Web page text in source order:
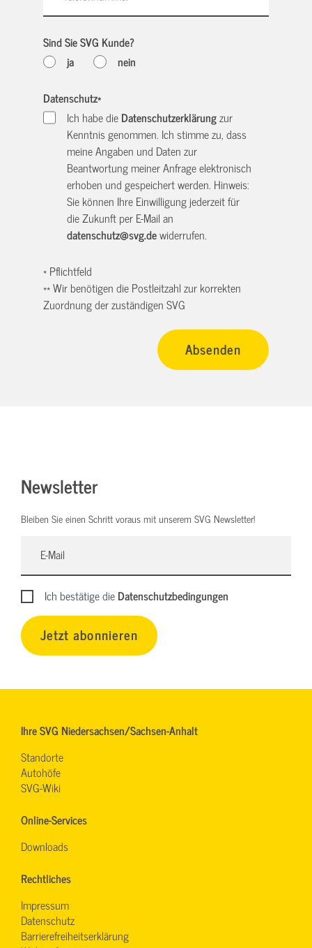
Sind Sie SVG Kunde?
ja
nein
Datenschutz*
Ich habe dieDatenschutzerklärungzur
Kenntnis genommen. Ich stimme zu, dass
meine Angaben und Daten zur
Beantwortung meiner Anfrage elektronisch
erhoben und gespeichert werden. Hinweis:
Sie können Ihre Einwilligung jederzeit für
die Zukunft per E-Mail an
datenschutz@svg.dewiderrufen.
* Pflichtfeld
** Wir benötigen die Postleitzahl zur korrekten
Zuordnung der zuständigen SVG
Newsletter
Bleiben Sie einen Schritt voraus mit unserem SVG Newsletter!
Ich bestätige dieDatenschutzbedingungen
Jetzt abonnieren
Ihre SVG Niedersachsen/Sachsen-Anhalt
Standorte
Autohöfe
SVG-Wiki
Online-Services
Downloads
Rechtliches
Impressum
Datenschutz
Barrierefreiheitserklärung